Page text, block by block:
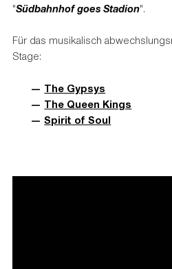
"Südbahnhof goes Stadion".
Für das musikalisch
Stage:
The Gypsys
The Queen Kings
Spirit of Soul